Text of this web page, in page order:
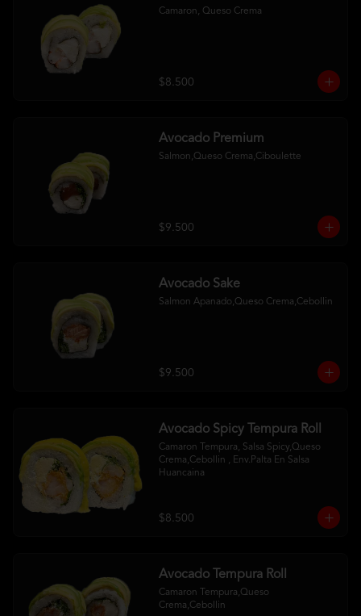
Camaron, Queso Crema
$8.500
Avocado Premium
Salmon,Queso Crema,Ciboulette
$9.500
Avocado Sake
Salmon Apanado,Queso Crema,Cebollin
$9.500
Avocado Spicy Tempura Roll
Camaron Tempura, Salsa Spicy,Queso
Crema,Cebollin , Env.Palta En Salsa
Huancaina
$8.500
Avocado Tempura Roll
Camaron Tempura,Queso
Crema,Cebollin